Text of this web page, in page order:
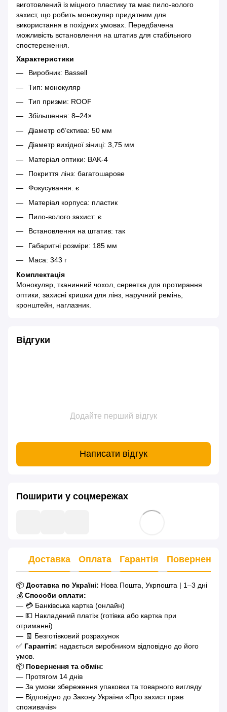
виготовлений із міцного пластику та має пило-волого
захист, що робить монокуляр придатним для
використання в похідних умовах. Передбачена
можливість встановлення на штатив для стабільного
спостереження.
Характеристики
Виробник: Bassell
Тип: монокуляр
Тип призми: ROOF
Збільшення: 8–24×
Діаметр об’єктива: 50 мм
Діаметр вихідної зіниці: 3,75 мм
Матеріал оптики: BAK-4
Покриття лінз: багатошарове
Фокусування: є
Матеріал корпуса: пластик
Пило-волого захист: є
Встановлення на штатив: так
Габаритні розміри: 185 мм
Маса: 343 г
Комплектація
Монокуляр, тканинний чохол, серветка для протирання
оптики, захисні кришки для лінз, наручний ремінь,
кронштейн, наглазник.
Відгуки
Додайте перший відгук
Написати відгук
Поширити у соцмережах
Доставка Оплата Гарантія Повернення
📦 Доставка по Україні: Нова Пошта, Укрпошта | 1–3 дні
💰 Способи оплати:
— 💳 Банківська картка (онлайн)
— 💵 Накладений платіж (готівка або картка при
отриманні)
— 🧾 Безготівковий розрахунок
✅ Гарантія: надається виробником відповідно до його
умов.
📦 Повернення та обмін:
— Протягом 14 днів
— За умови збереження упаковки та товарного вигляду
— Відповідно до Закону України «Про захист прав
споживачів»